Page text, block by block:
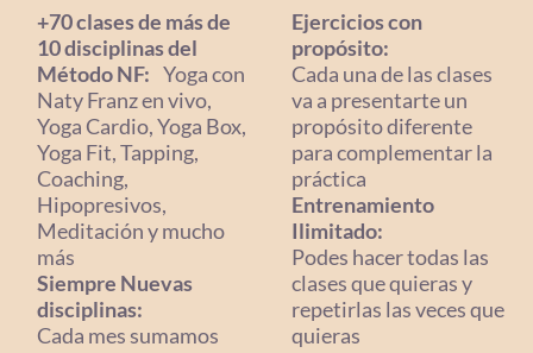
+70 clases de más de
10 disciplinas del
Método NF: Yoga con
Naty Franz en vivo,
Yoga Cardio, Yoga Box,
Yoga Fit, Tapping,
Coaching,
Hipopresivos,
Meditación y mucho
más
Siempre Nuevas
disciplinas:
Cada mes sumamos
Ejercicios con
propósito:
Cada una de las clases
va a presentarte un
propósito diferente
para complementar la
práctica
Entrenamiento
Ilimitado:
Podes hacer todas las
clases que quieras y
repetirlas las veces que
quieras